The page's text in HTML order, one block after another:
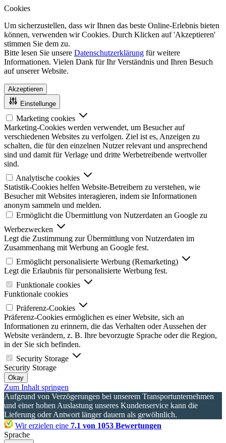
Cookies
Um sicherzustellen, dass wir Ihnen das beste Online-Erlebnis bieten
können, verwenden wir Cookies. Durch Klicken auf 'Akzeptieren'
stimmen Sie dem zu.
Bitte lesen Sie unsere Datenschutzerklärung für weitere
Informationen. Vielen Dank für Ihr Verständnis und Ihren Besuch
auf unserer Website.
Akzeptieren
Einstellunge
Marketing cookies
Marketing-Cookies werden verwendet, um Besucher auf
verschiedenen Websites zu verfolgen. Ziel ist es, Anzeigen zu
schalten, die für den einzelnen Nutzer relevant und ansprechend
sind und damit für Verlage und dritte Werbetreibende wertvoller
sind.
Analytische cookies
Statistik-Cookies helfen Website-Betreibern zu verstehen, wie
Besucher mit Websites interagieren, indem sie Informationen
anonym sammeln und melden.
Ermöglicht die Übermittlung von Nutzerdaten an Google zu
Werbezwecken
Legt die Zustimmung zur Übermittlung von Nutzerdaten im
Zusammenhang mit Werbung an Google fest.
Ermöglicht personalisierte Werbung (Remarketing)
Legt die Erlaubnis für personalisierte Werbung fest.
Funktionale cookies
Funktionale cookies
Präferenz-Cookies
Präferenz-Cookies ermöglichen es einer Website, sich an
Informationen zu erinnern, die das Verhalten oder Aussehen der
Website verändern, z. B. Ihre bevorzugte Sprache oder die Region,
in der Sie sich befinden.
Security Storage
Security Storage
Okay
Zum Inhalt springen
Aufgrund von Verzögerungen bei unserem Transportunternehmen
und einer hohen Auslastung unseres Kundenservice kann die
Lieferung oder Antwort länger dauern als gewöhnlich.
Wir erzielen eine 7.1 von 1053 Bewertungen
Sprache